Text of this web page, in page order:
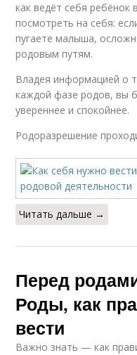
как ведёт себя ребёнок
посмотреть на себя:
пугаете малыша,
родовым путям.
Владея информацией о
каждой фазе родов, вы
увереннее и спокойнее.
Родоразрешение
Читать дальше →
Перед
Роды, как
вести
Важно знать — как